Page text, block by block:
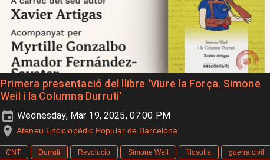
Primera presentació del llibre 'Viure la Força. Simone
Weil i la Columna Durruti'
Wednesday, Mar 19, 2025, 07:00 PM
Ateneu Enciclopèdic Popular de Barcelona
CNT Durruti Revolució Simone Weil filosofia guerra civil